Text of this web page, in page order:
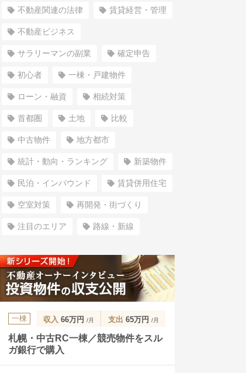
不動産関連の法律 賃貸経営・管理
不動産ビジネス
サラリーマンの副業 確定申告
初心者 一棟・戸建物件
ローン・融資 相続対策
首都圏 土地 比較
中古物件 地方都市
統計・動向・ランキング 新築物件
民泊・インバウンド 賃貸併用住宅
空室対策 再開発・街づくり
注目のエリア 路線・新線
一棟 収入 66万円 /月 支出 65万円 /月
札幌・中古RC一棟／競売物件をスル
ガ銀行で購入